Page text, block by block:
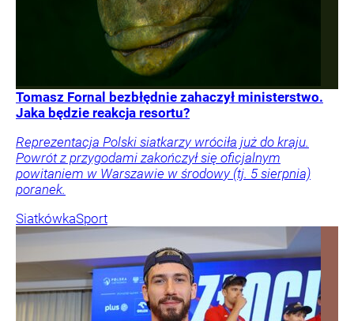
Tomasz Fornal bezbłędnie zahaczył ministerstwo.
Jaka będzie reakcja resortu?
Reprezentacja Polski siatkarzy wróciła już do kraju.
Powrót z przygodami zakończył się oficjalnym
powitaniem w Warszawie w środowy (tj. 5 sierpnia)
poranek.
SiatkówkaSport